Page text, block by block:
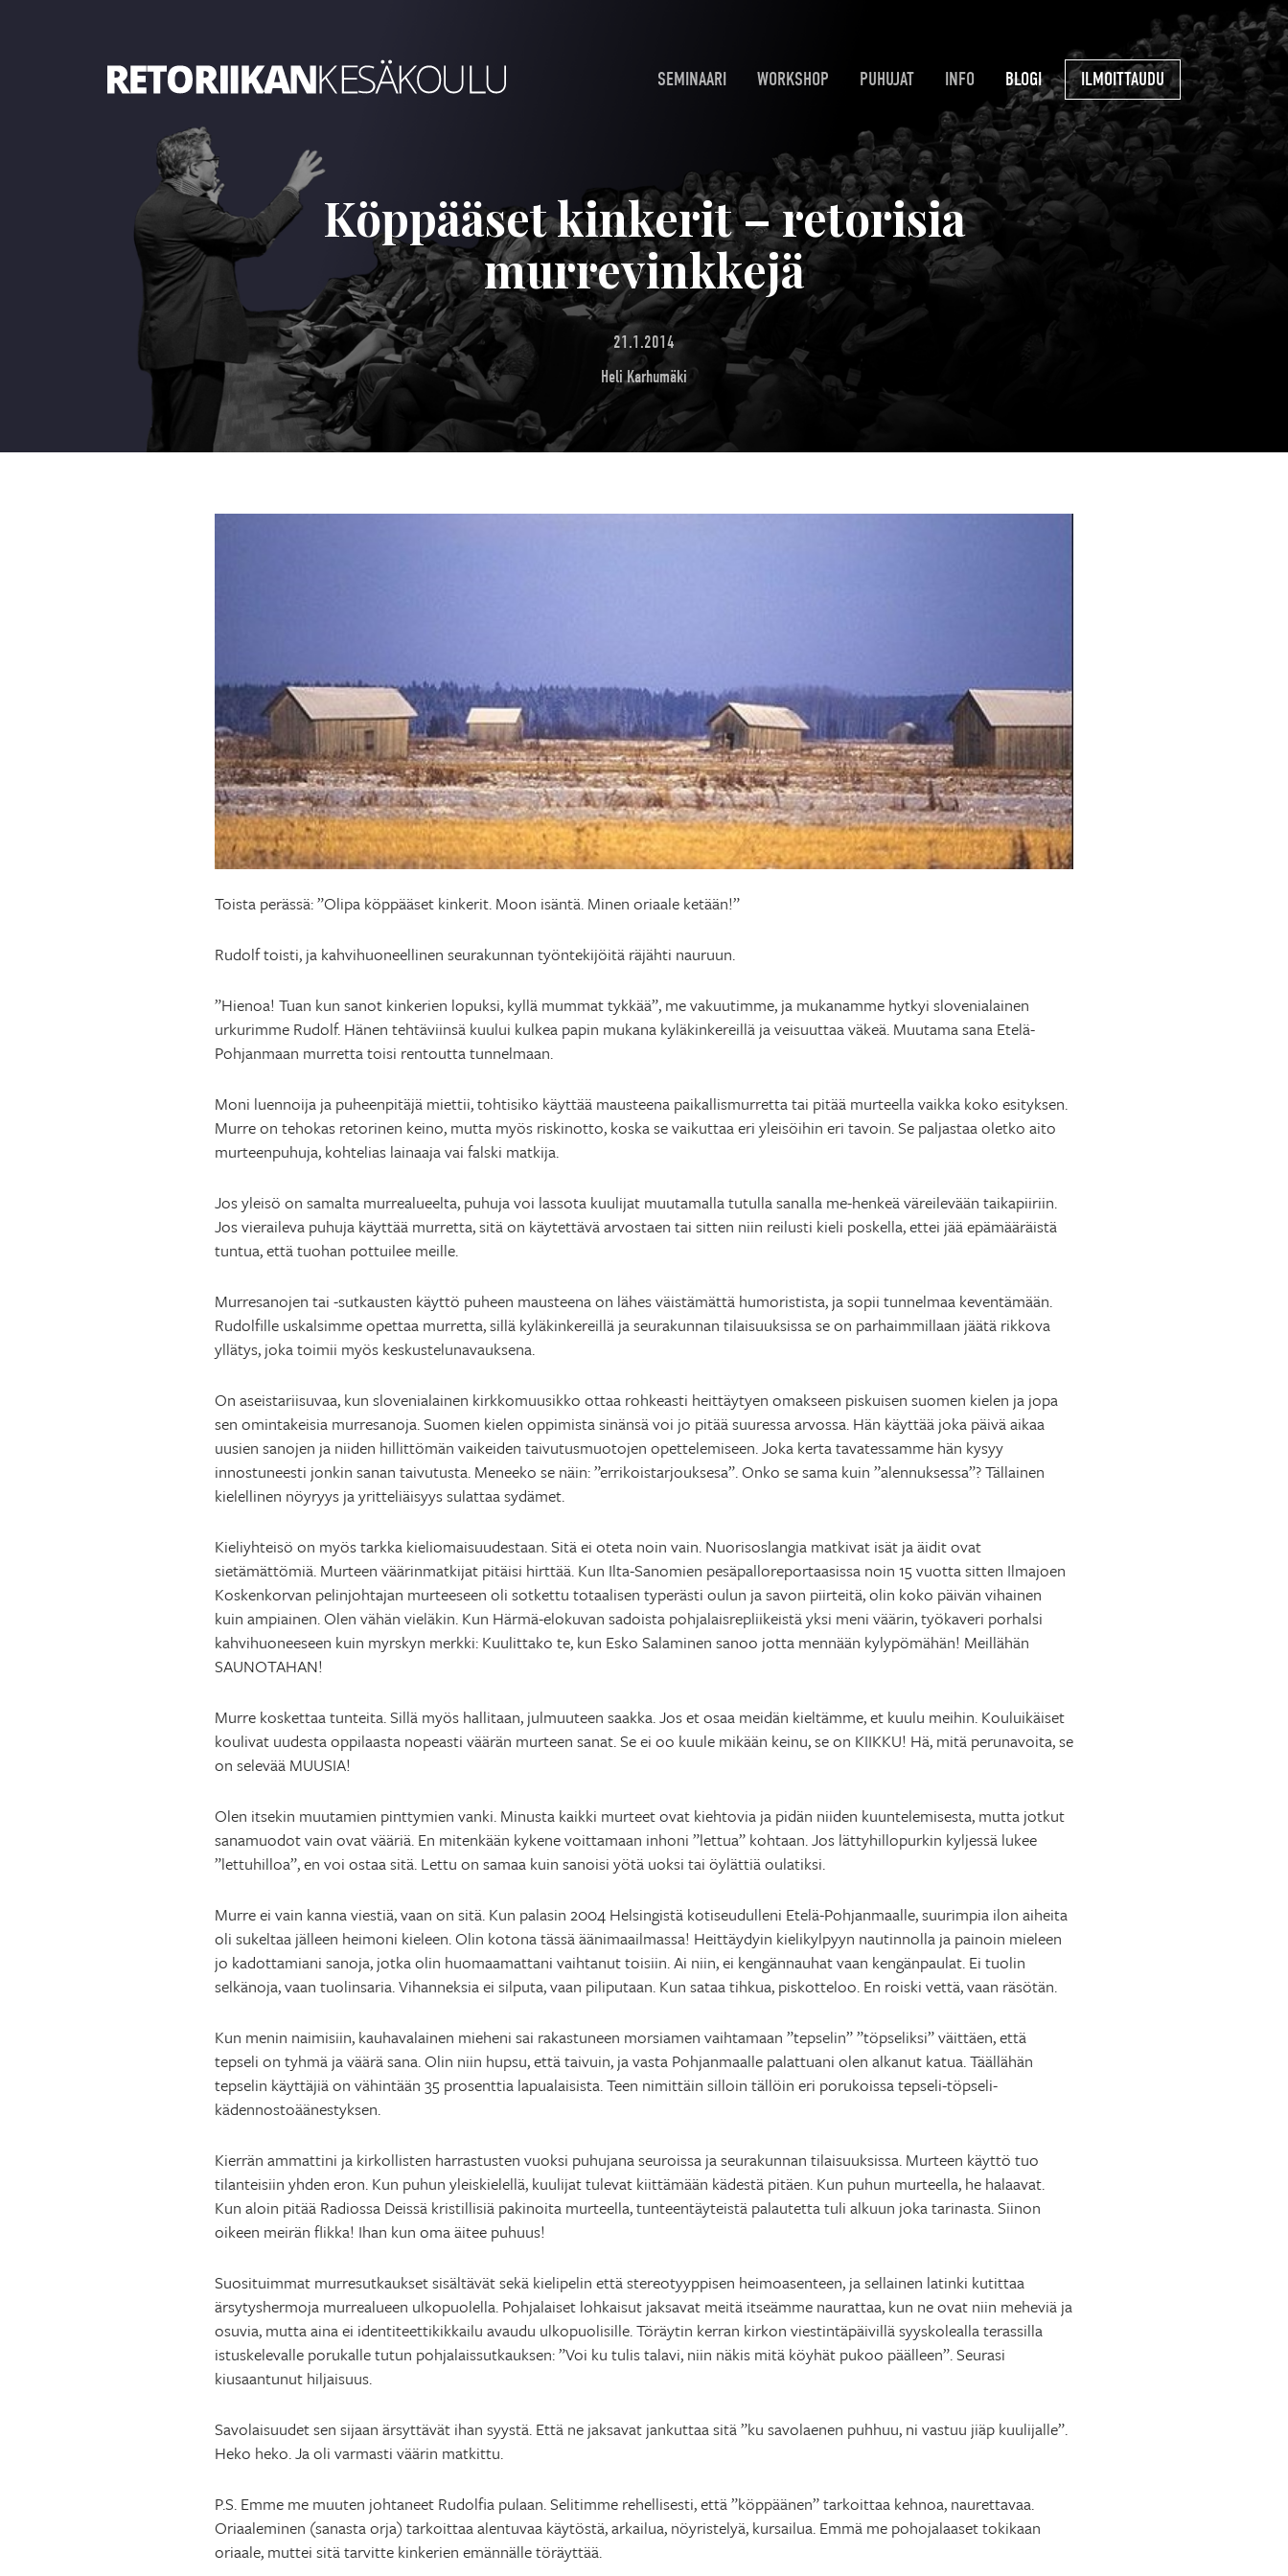
SEMINAARI WORKSHOP PUHUJAT INFO BLOGI ILMOITTAUDU
Köppääset kinkerit – retorisia
murrevinkkejä
21.1.2014
Heli Karhumäki
Toista perässä: ”Olipa köppääset kinkerit. Moon isäntä. Minen oriaale ketään!”
Rudolf toisti, ja kahvihuoneellinen seurakunnan työntekijöitä räjähti nauruun.
”Hienoa! Tuan kun sanot kinkerien lopuksi, kyllä mummat tykkää”, me vakuutimme, ja mukanamme hytkyi slovenialainen
urkurimme Rudolf. Hänen tehtäviinsä kuului kulkea papin mukana kyläkinkereillä ja veisuuttaa väkeä. Muutama sana Etelä-
Pohjanmaan murretta toisi rentoutta tunnelmaan.
Moni luennoija ja puheenpitäjä miettii, tohtisiko käyttää mausteena paikallismurretta tai pitää murteella vaikka koko esityksen.
Murre on tehokas retorinen keino, mutta myös riskinotto, koska se vaikuttaa eri yleisöihin eri tavoin. Se paljastaa oletko aito
murteenpuhuja, kohtelias lainaaja vai falski matkija.
Jos yleisö on samalta murrealueelta, puhuja voi lassota kuulijat muutamalla tutulla sanalla me-henkeä väreilevään taikapiiriin.
Jos vieraileva puhuja käyttää murretta, sitä on käytettävä arvostaen tai sitten niin reilusti kieli poskella, ettei jää epämääräistä
tuntua, että tuohan pottuilee meille.
Murresanojen tai -sutkausten käyttö puheen mausteena on lähes väistämättä humoristista, ja sopii tunnelmaa keventämään.
Rudolfille uskalsimme opettaa murretta, sillä kyläkinkereillä ja seurakunnan tilaisuuksissa se on parhaimmillaan jäätä rikkova
yllätys, joka toimii myös keskustelunavauksena.
On aseistariisuvaa, kun slovenialainen kirkkomuusikko ottaa rohkeasti heittäytyen omakseen piskuisen suomen kielen ja jopa
sen omintakeisia murresanoja. Suomen kielen oppimista sinänsä voi jo pitää suuressa arvossa. Hän käyttää joka päivä aikaa
uusien sanojen ja niiden hillittömän vaikeiden taivutusmuotojen opettelemiseen. Joka kerta tavatessamme hän kysyy
innostuneesti jonkin sanan taivutusta. Meneeko se näin: ”errikoistarjouksesa”. Onko se sama kuin ”alennuksessa”? Tällainen
kielellinen nöyryys ja yritteliäisyys sulattaa sydämet.
Kieliyhteisö on myös tarkka kieliomaisuudestaan. Sitä ei oteta noin vain. Nuorisoslangia matkivat isät ja äidit ovat
sietämättömiä. Murteen väärinmatkijat pitäisi hirttää. Kun Ilta-Sanomien pesäpalloreportaasissa noin 15 vuotta sitten Ilmajoen
Koskenkorvan pelinjohtajan murteeseen oli sotkettu totaalisen typerästi oulun ja savon piirteitä, olin koko päivän vihainen
kuin ampiainen. Olen vähän vieläkin. Kun Härmä-elokuvan sadoista pohjalaisrepliikeistä yksi meni väärin, työkaveri porhalsi
kahvihuoneeseen kuin myrskyn merkki: Kuulittako te, kun Esko Salaminen sanoo jotta mennään kylypömähän! Meillähän
SAUNOTAHAN!
Murre koskettaa tunteita. Sillä myös hallitaan, julmuuteen saakka. Jos et osaa meidän kieltämme, et kuulu meihin. Kouluikäiset
koulivat uudesta oppilaasta nopeasti väärän murteen sanat. Se ei oo kuule mikään keinu, se on KIIKKU! Hä, mitä perunavoita, se
on selevää MUUSIA!
Olen itsekin muutamien pinttymien vanki. Minusta kaikki murteet ovat kiehtovia ja pidän niiden kuuntelemisesta, mutta jotkut
sanamuodot vain ovat vääriä. En mitenkään kykene voittamaan inhoni ”lettua” kohtaan. Jos lättyhillopurkin kyljessä lukee
”lettuhilloa”, en voi ostaa sitä. Lettu on samaa kuin sanoisi yötä uoksi tai öylättiä oulatiksi.
Murre ei vain kanna viestiä, vaan on sitä. Kun palasin 2004 Helsingistä kotiseudulleni Etelä-Pohjanmaalle, suurimpia ilon aiheita
oli sukeltaa jälleen heimoni kieleen. Olin kotona tässä äänimaailmassa! Heittäydyin kielikylpyyn nautinnolla ja painoin mieleen
jo kadottamiani sanoja, jotka olin huomaamattani vaihtanut toisiin. Ai niin, ei kengännauhat vaan kengänpaulat. Ei tuolin
selkänoja, vaan tuolinsaria. Vihanneksia ei silputa, vaan piliputaan. Kun sataa tihkua, piskotteloo. En roiski vettä, vaan räsötän.
Kun menin naimisiin, kauhavalainen mieheni sai rakastuneen morsiamen vaihtamaan ”tepselin” ”töpseliksi” väittäen, että
tepseli on tyhmä ja väärä sana. Olin niin hupsu, että taivuin, ja vasta Pohjanmaalle palattuani olen alkanut katua. Täällähän
tepselin käyttäjiä on vähintään 35 prosenttia lapualaisista. Teen nimittäin silloin tällöin eri porukoissa tepseli-töpseli-
kädennostoäänestyksen.
Kierrän ammattini ja kirkollisten harrastusten vuoksi puhujana seuroissa ja seurakunnan tilaisuuksissa. Murteen käyttö tuo
tilanteisiin yhden eron. Kun puhun yleiskielellä, kuulijat tulevat kiittämään kädestä pitäen. Kun puhun murteella, he halaavat.
Kun aloin pitää Radiossa Deissä kristillisiä pakinoita murteella, tunteentäyteistä palautetta tuli alkuun joka tarinasta. Siinon
oikeen meirän flikka! Ihan kun oma äitee puhuus!
Suosituimmat murresutkaukset sisältävät sekä kielipelin että stereotyyppisen heimoasenteen, ja sellainen latinki kutittaa
ärsytyshermoja murrealueen ulkopuolella. Pohjalaiset lohkaisut jaksavat meitä itseämme naurattaa, kun ne ovat niin meheviä ja
osuvia, mutta aina ei identiteettikikkailu avaudu ulkopuolisille. Töräytin kerran kirkon viestintäpäivillä syyskolealla terassilla
istuskelevalle porukalle tutun pohjalaissutkauksen: ”Voi ku tulis talavi, niin näkis mitä köyhät pukoo päälleen”. Seurasi
kiusaantunut hiljaisuus.
Savolaisuudet sen sijaan ärsyttävät ihan syystä. Että ne jaksavat jankuttaa sitä ”ku savolaenen puhhuu, ni vastuu jiäp kuulijalle”.
Heko heko. Ja oli varmasti väärin matkittu.
P.S. Emme me muuten johtaneet Rudolfia pulaan. Selitimme rehellisesti, että ”köppäänen” tarkoittaa kehnoa, naurettavaa.
Oriaaleminen (sanasta orja) tarkoittaa alentuvaa käytöstä, arkailua, nöyristelyä, kursailua. Emmä me pohojalaaset tokikaan
oriaale, muttei sitä tarvitte kinkerien emännälle töräyttää.